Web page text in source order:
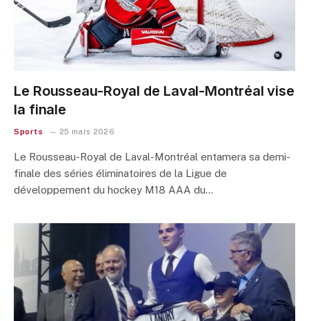
Le Rousseau-Royal de Laval-Montréal vise
la finale
Sports 25 mars 2026
Le Rousseau-Royal de Laval-Montréal entamera sa demi-
finale des séries éliminatoires de la Ligue de
développement du hockey M18 AAA du…